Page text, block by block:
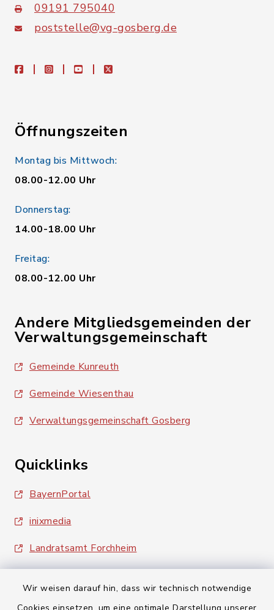
Wir weisen darauf hin, dass wir technisch notwendige
09191 795040
poststelle@vg-gosberg.de
facebookinstagramyoutubeX
Öffnungszeiten
Montag bis Mittwoch:
08.00-12.00 Uhr
Donnerstag:
14.00-18.00 Uhr
Freitag:
08.00-12.00 Uhr
Andere Mitgliedsgemeinden der
Verwaltungsgemeinschaft
Gemeinde Kunreuth
Gemeinde Wiesenthau
Verwaltungsgemeinschaft Gosberg
Quicklinks
BayernPortal
inixmedia
Landratsamt Forchheim